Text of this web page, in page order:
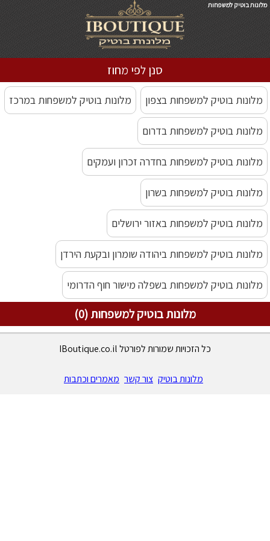
מלונות בוטיק למשפחות
סנן לפי מחוז
מלונות בוטיק למשפחות בצפון מלונות בוטיק למשפחות במרכז
מלונות בוטיק למשפחות בדרום
מלונות בוטיק למשפחות בחדרה זכרון ועמקים
מלונות בוטיק למשפחות בשרון
מלונות בוטיק למשפחות באזור ירושלים
מלונות בוטיק למשפחות ביהודה שומרון ובקעת הירדן
מלונות בוטיק למשפחות בשפלה מישור חוף הדרומי
מלונות בוטיק למשפחות (0)
כל הזכויות שמורות לפורטל IBoutique.co.il
מלונות בוטיק צור קשר מאמרים וכתבות